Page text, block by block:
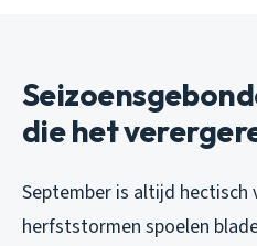
die het
September is altijd hectisch
herfststormen spoelen